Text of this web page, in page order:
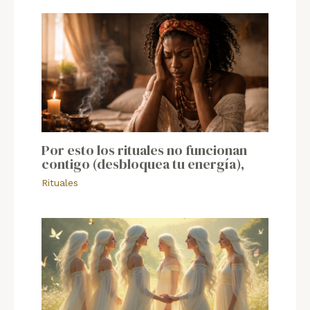
Por esto los rituales no funcionan
contigo (desbloquea tu energía),
Rituales